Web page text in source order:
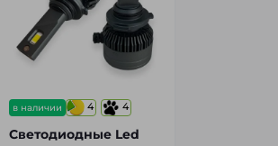
в наличии 4 4
Светодиодные Led